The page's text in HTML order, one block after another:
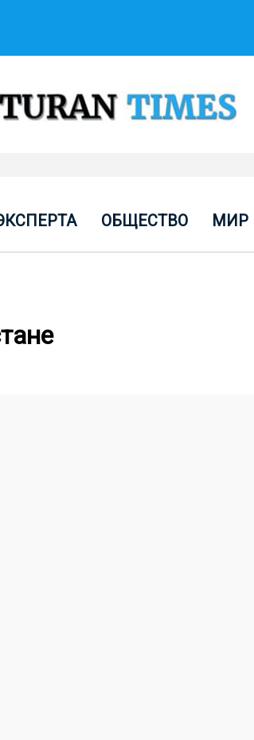
ОБЩЕСТВО МИР